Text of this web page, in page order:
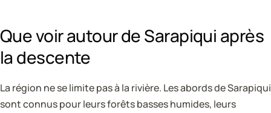
Que voir autour de Sarapiqui après
la descente
La région ne se limite pas à la rivière. Les abords de Sarapiqui
sont connus pour leurs forêts basses humides, leurs